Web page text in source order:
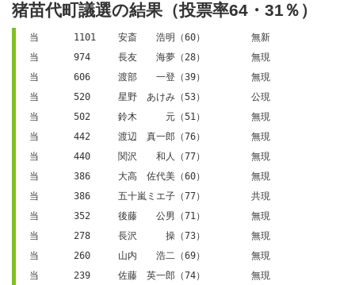
猪苗代町議選の結果（投票率64・31％）
当	1101	安斎　　浩明（60）	無新
当	974	長友　　海夢（28）	無現
当	606	渡部　　一登（39）	無現
当	520	星野　あけみ（53）	公現
当	502	鈴木　　　元（51）	無現
当	442	渡辺　真一郎（76）	無現
当	440	関沢　　和人（77）	無現
当	386	大高　佐代美（60）	無現
当	386	五十嵐ミエ子（77）	共現
当	352	後藤　　公男（71）	無現
当	278	長沢　　　操（73）	無現
当	260	山内　　浩二（69）	無現
当	239	佐藤　英一郎（74）	無現